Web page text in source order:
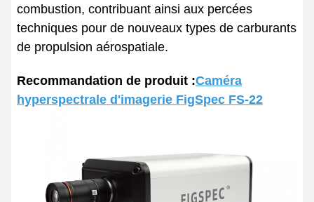
combustion, contribuant ainsi aux percées
techniques pour de nouveaux types de carburants
de propulsion aérospatiale.
Recommandation de produit :Caméra
hyperspectrale d'imagerie FigSpec FS-22